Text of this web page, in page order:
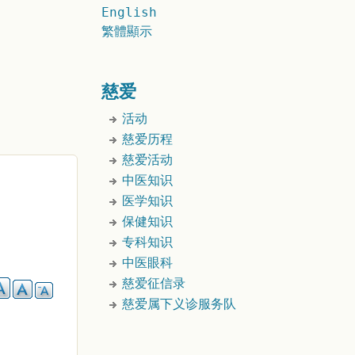
English
繁體顯示
慈爱
活动
慈爱历程
慈爱活动
中医知识
医学知识
保健知识
专科知识
中医眼科
慈爱征信录
慈爱属下义诊服务队